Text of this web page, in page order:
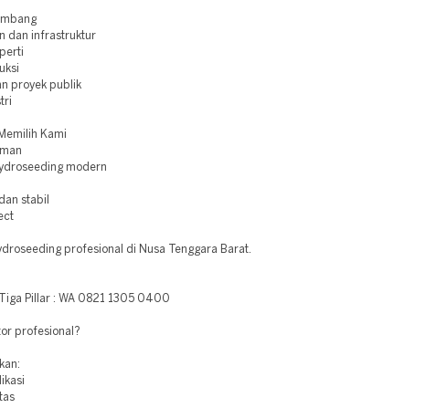
dan infrastruktur
proyek publik
Kami
modern
stabil
profesional di Nusa Tenggara Barat.
Pillar : WA 0821 1305 0400
profesional?